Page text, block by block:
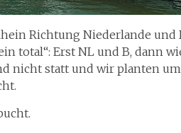
Richtung Niederlande und
total“: Erst NL und B, dann
nicht statt und wir planten